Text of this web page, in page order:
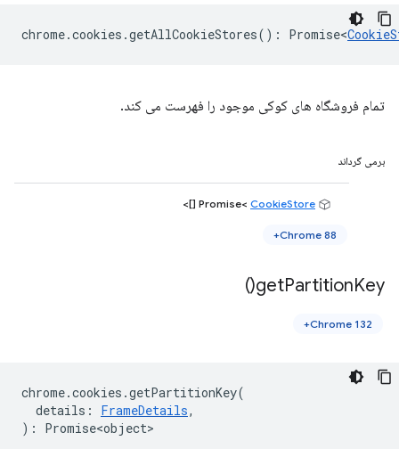
chrome.cookies .getAllCookieStores() : Promise<
تمام فروشگاه های کوکی موجود را فهرست می کند.
برمی گرداند
CookieStore
[]>
Chrome 88+
getPartitionKey(
)
Chrome 132+
chrome.cookies .getPartitionKey(
details : FrameDetails,
) : Promise<object>